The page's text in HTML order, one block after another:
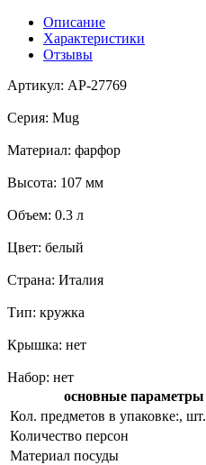
Описание
Характеристики
Отзывы
Артикул: AP-27769
Серия: Mug
Материал: фарфор
Высота: 107 мм
Объем: 0.3 л
Цвет: белый
Страна: Италия
Тип: кружка
Крышка: нет
Набор: нет
основные параметры
Кол. предметов в упаковке:, шт.
Количество персон
Материал посуды